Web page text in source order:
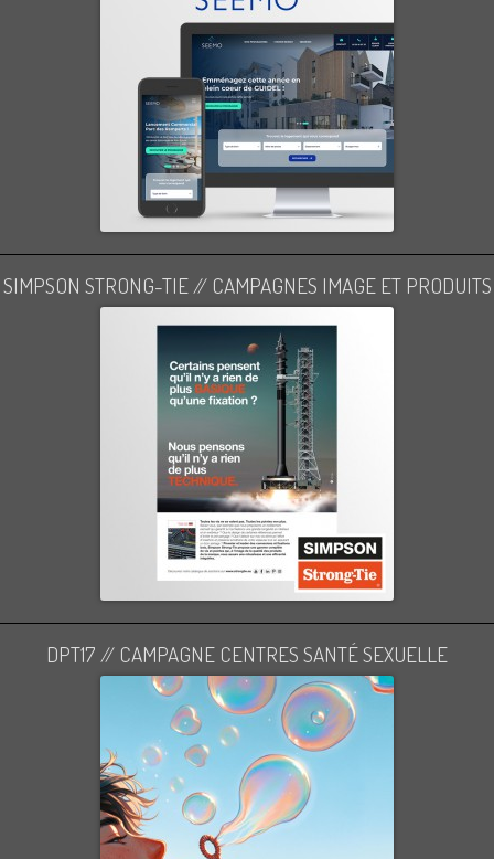
SIMPSON STRONG-TIE // CAMPAGNES IMAGE ET PRODUITS
DPT17 // CAMPAGNE CENTRES SANTÉ SEXUELLE